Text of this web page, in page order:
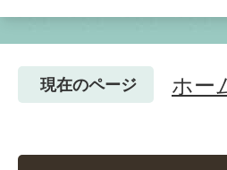
現在のページ ホー